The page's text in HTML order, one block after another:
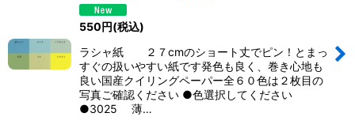
550円(税込)
ラシャ紙 ２７cmのショート丈でピン！とまっ
すぐの扱いやすい紙です発色も良く、巻き心地も
良い国産クイリングペーパー全６０色は２枚目の
写真ご確認ください ●色選択してください
●3025 薄…